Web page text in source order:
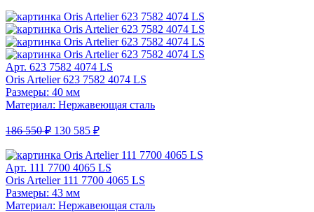
Арт. 623 7582 4074 LS
Oris Artelier 623 7582 4074 LS
Размеры: 40 мм
Материал: Нержавеющая сталь
186 550 ₽ 130 585 ₽
Арт. 111 7700 4065 LS
Oris Artelier 111 7700 4065 LS
Размеры: 43 мм
Материал: Нержавеющая сталь